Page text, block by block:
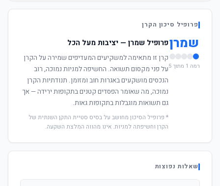
פרופיל סיכון הקרן
שמרן
רמה 1 מתוך 5
פרופיל שמרן — יציבות מעל הכל
קרן זו מתאימה למשקיעים המעדיפים שמירה על הקרן
על פני מקסום תשואה. החשיפה למניות נמוכה, רוב
הנכסים מושקעים באגרות חוב ומזומן. תנודתיות הקרן
נמוכה, מה שאומר הפסדים קטנים בתקופות ירידה — אך
גם תשואות מוגבלות בתקופות גאות.
* פרופיל הסיכון מחושב על בסיס סטיית התקן השנתית של
הקרן וחשיפתה למניות. אינו מהווה המלצת השקעה.
שאלות נפוצות